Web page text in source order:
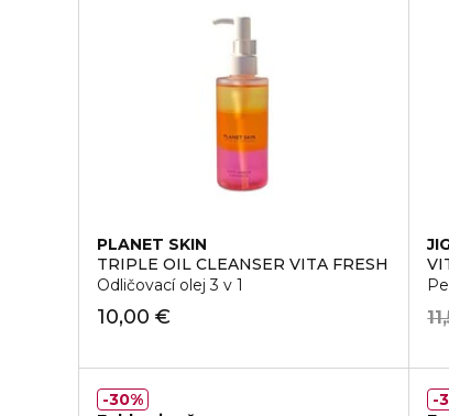
PLANET SKIN
TRIPLE OIL CLEANSER VITA FRESH
Odličovací olej 3 v 1
10,00 €
30%